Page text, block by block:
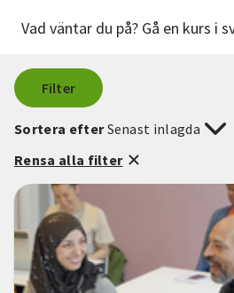
Vad väntar du på? Gå en kurs i
Filter
Sortera efterSenast inlagda
Rensa alla filter